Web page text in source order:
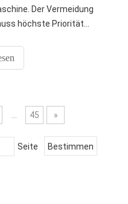
Der Vermeidung
höchste Priorität
verbundenen
45 »
Seite Bestimmen